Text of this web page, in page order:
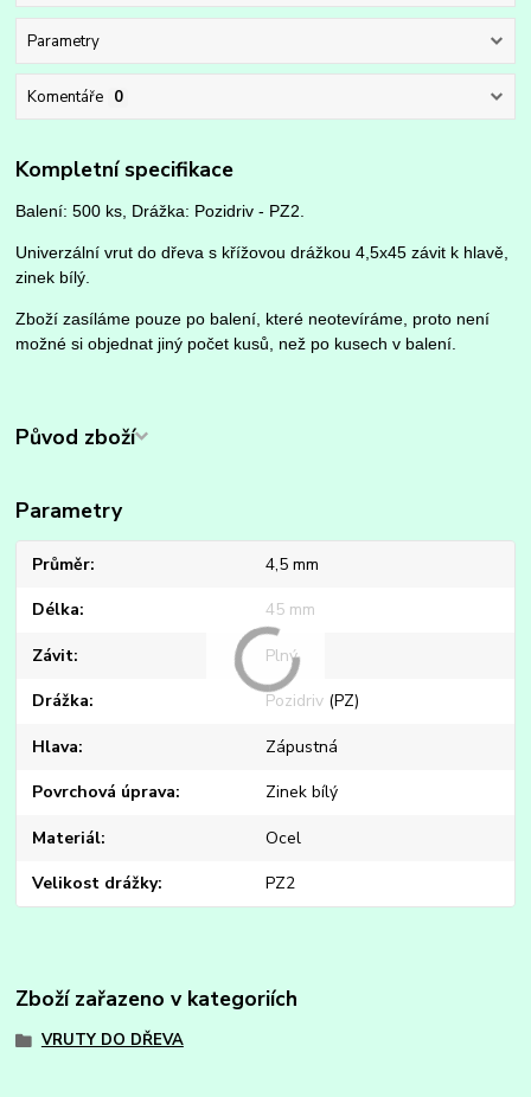
Parametry
Komentáře 0
Kompletní specifikace
Balení: 500 ks, Drážka: Pozidriv - PZ2.
Univerzální vrut do dřeva s křížovou drážkou 4,5x45 závit k hlavě,
zinek bílý.
Zboží zasíláme pouze po balení, které neotevíráme, proto není
možné si objednat jiný počet kusů, než po kusech v balení.
Původ zboží
Parametry
Průměr 4,5 mm
Délka 45 mm
Závit Plný
Drážka Pozidriv (PZ)
Hlava Zápustná
Povrchová úprava Zinek bílý
Materiál Ocel
Velikost drážky PZ2
Zboží zařazeno v kategoriích
VRUTY DO DŘEVA